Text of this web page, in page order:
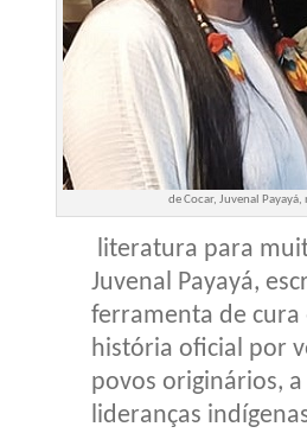
de Cocar, Juvenal
literatura para
Juvenal Payayá,
ferramenta de cura
história oficial por
povos originários,
lideranças